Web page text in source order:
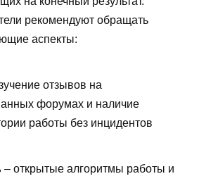
рекомендуют обращать
аспекты:
отзывов на
форумах и наличие
работы без инцидентов
– открытые алгоритмы работы и